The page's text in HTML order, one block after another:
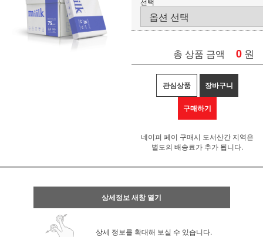
총 상품 금액 0 원
관심상품 장바구니
구매하기
네이퍼 페이 구매시 도서산간 지역은
별도의 배송료가 추가 됩니다.
상세정보 새창 열기
상세 정보를 확대해 보실 수 있습니다.